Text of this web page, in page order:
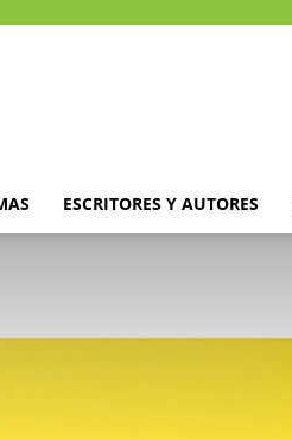
ESCRITORES Y AUTORES